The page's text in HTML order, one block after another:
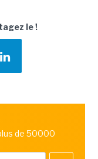
le !
de 50000